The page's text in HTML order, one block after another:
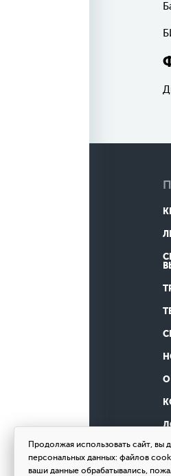
Продолжая использовать сайт, вы
персональных данных: файлов
ваши данные обрабатывались,
О